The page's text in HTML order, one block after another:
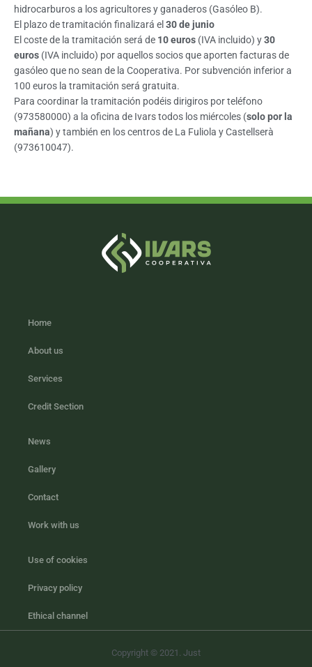
hidrocarburos a los agricultores y ganaderos (Gasóleo B).
El plazo de tramitación finalizará el 30 de junio
El coste de la tramitación será de 10 euros (IVA incluido) y30
euros (IVA incluido) por aquellos socios que aporten facturas de
gasóleo que no sean de la Cooperativa. Por subvención inferior a
100 euros la tramitación será gratuita.
Para coordinar la tramitación podéis dirigiros por teléfono
(973580000) a la oficina de Ivars todos los miércoles (solo por la
mañana) y también en los centros de La Fuliola y Castellserà
(973610047).
Home
About us
Services
Credit Section
News
Gallery
Contact
Work with us
Use of cookies
Privacy policy
Ethical channel
Copyright © 2021. Just